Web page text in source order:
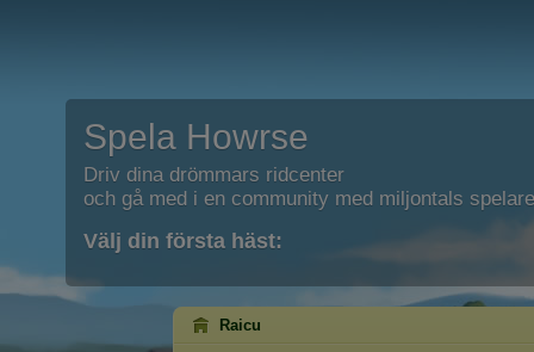
Spela Howrse
Driv dina drömmars ridcenter
och gå med i en community med miljontals
Välj din första häst:
Raicu